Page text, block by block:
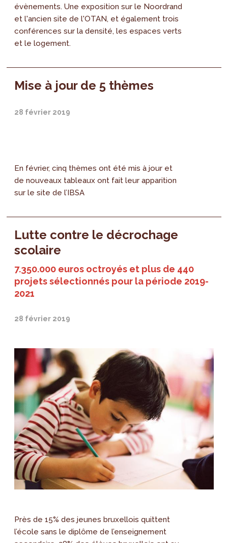
évènements. Une exposition sur le Noordrand
et l'ancien site de l'OTAN, et également trois
conférences sur la densité, les espaces verts
et le logement.
Mise à jour de 5 thèmes
28 février 2019
En février, cinq thèmes ont été mis à jour et
de nouveaux tableaux ont fait leur apparition
sur le site de l’IBSA
Lutte contre le décrochage
scolaire
7.350.000 euros octroyés et plus de 440
projets sélectionnés pour la période 2019-
2021
28 février 2019
Près de 15% des jeunes bruxellois quittent
l’école sans le diplôme de l’enseignement